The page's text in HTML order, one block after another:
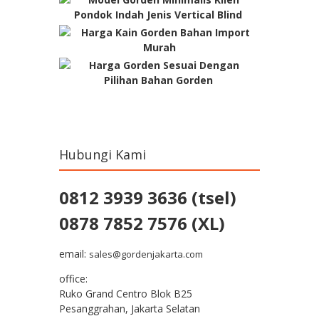
Hubungi Kami
0812 3939 3636 (tsel)
0878 7852 7576 (XL)
email: sales@gordenjakarta.com
office:
Ruko Grand Centro Blok B25
Pesanggrahan, Jakarta Selatan